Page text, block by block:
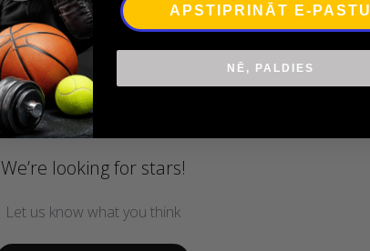
Customer Reviews
We’re looking for stars!
Let us know what you think
APSTIPRINĀT E-PASTU
NĒ, PALDIES